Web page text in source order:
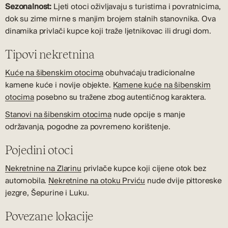
Sezonalnost: Ljeti otoci oživljavaju s turistima i povratnicima,
dok su zime mirne s manjim brojem stalnih stanovnika. Ova
dinamika privlači kupce koji traže ljetnikovac ili drugi dom.
Tipovi nekretnina
Kuće na šibenskim otocimaobuhvaćaju tradicionalne
kamene kuće i novije objekte. Kamene kuće na šibenskim
otocimaposebno su tražene zbog autentičnog karaktera.
Stanovi na šibenskim otocimanude opcije s manje
održavanja, pogodne za povremeno korištenje.
Pojedini otoci
Nekretnine na Zlarinu privlače kupce koji cijene otok bez
automobila. Nekretnine na otoku Prviću nude dvije pittoreske
jezgre, Šepurine i Luku.
Povezane lokacije